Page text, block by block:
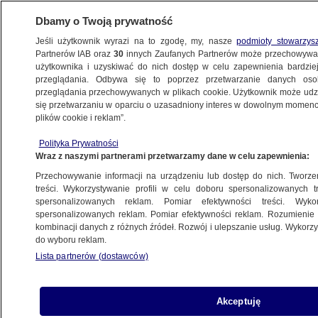
ŚWIAT
do więziennego szpitala
6.07.2024, 09:51
Udostępnij
Dbamy o Twoją prywatność
Jeśli użytkownik wyrazi na to zgodę, my, naszepodmioty
Partnerów IAB oraz30 innych Zaufanych Partnerów może
użytkownika i uzyskiwać do nich dostęp w celu zapewnienia
przeglądania. Odbywa się to poprzez przetwarzanie danych
przeglądania przechowywanych w plikach cookie. Użytkownik może
się przetwarzaniu w oparciu o uzasadniony interes w dowolnym
plików cookie i reklam”.
Polityka Prywatności
Wraz z naszymi partnerami przetwarzamy dane w celu zapewnienia:
Przechowywanie informacji na urządzeniu lub dostęp do nich.
treści. Wykorzystywanie profili w celu doboru spersonalizowanych
spersonalizowanych reklam. Pomiar efektywności treści.
spersonalizowanych reklam. Pomiar efektywności reklam.
kombinacji danych z różnych źródeł. Rozwój i ulepszanie usług.
do wyboru reklam.
Lista partnerów (dostawców)
Akceptuję